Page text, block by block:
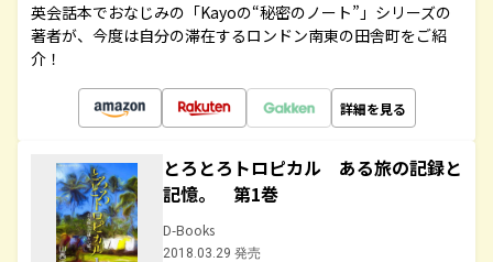
英会話本でおなじみの「Kayoの“秘密のノート”」シリーズの
著者が、今度は自分の滞在するロンドン南東の田舎町をご紹
介！
詳細を見る
とろとろトロピカル ある旅の記録と
記憶。 第1巻
D-Books
2018.03.29 発売